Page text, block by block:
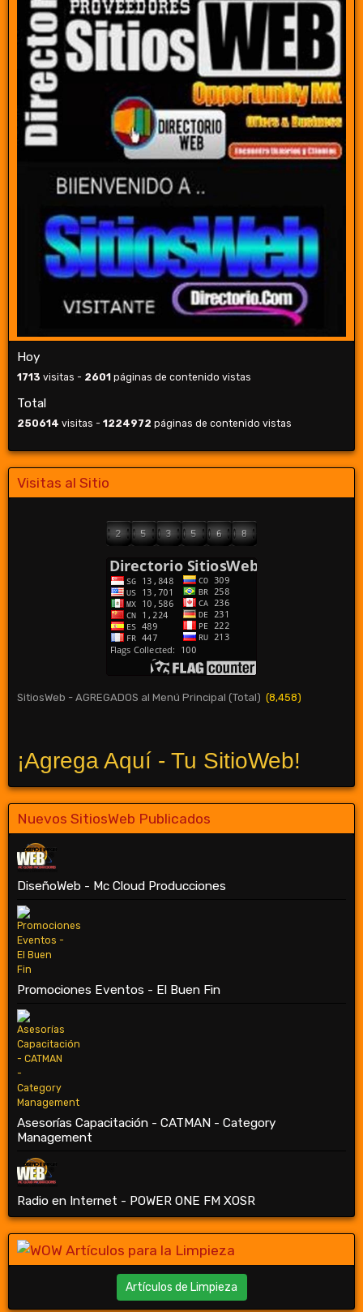
Hoy
1713 visitas - 2601 páginas de contenido vistas
Total
250614 visitas - 1224972 páginas de contenido vistas
Visitas al Sitio
SitiosWeb - AGREGADOS al Menú Principal (Total) (8,458)
¡Agrega Aquí - Tu SitioWeb!
Nuevos SitiosWeb Publicados
DiseñoWeb - Mc Cloud Producciones
Promociones Eventos - El Buen Fin
Asesorías Capacitación - CATMAN - Category
Management
Radio en Internet - POWER ONE FM XOSR
Artículos de Limpieza